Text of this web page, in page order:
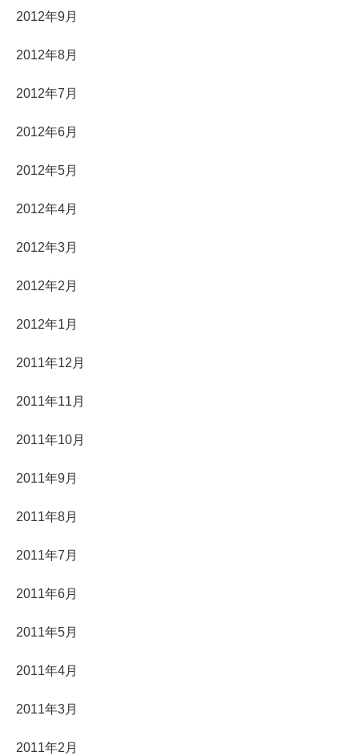
2012年9月
2012年8月
2012年7月
2012年6月
2012年5月
2012年4月
2012年3月
2012年2月
2012年1月
2011年12月
2011年11月
2011年10月
2011年9月
2011年8月
2011年7月
2011年6月
2011年5月
2011年4月
2011年3月
2011年2月